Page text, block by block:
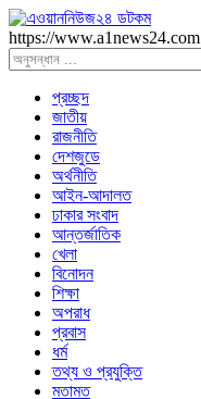
https://www.a1news24.com
প্রচ্ছদ
জাতীয়
রাজনীতি
দেশজুডে
অর্থনীতি
আইন-আদালত
ঢাকার সংবাদ
আন্তর্জাতিক
খেলা
বিনোদন
শিক্ষা
অপরাধ
প্রবাস
ধর্ম
তথ্য ও প্রযুক্তি
মতামত